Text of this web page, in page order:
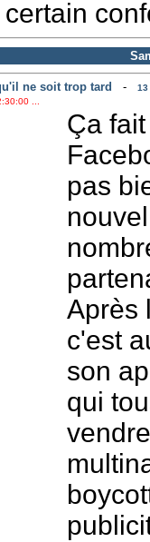
ne soit trop tard -
13
...
Ça
pas
Après
c'est
son
qui